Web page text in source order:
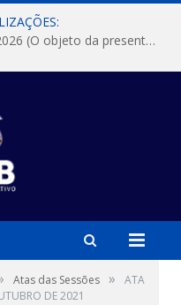
DISPENSA DE LICITAÇÃO Nº 03/2026 (O objeto da presente dispensa é a escolha da proposta mais vantajosa para a aquisição, de aparelhos de ar condicionado, tipo Split, com material de instalação e fogão industrial, conforme condições, quantidades e exigências estabelecidas no termo de referencia e neste aviso de contratação direta e seus anexos)
Atas das Sessões »
ATA
DE 2021